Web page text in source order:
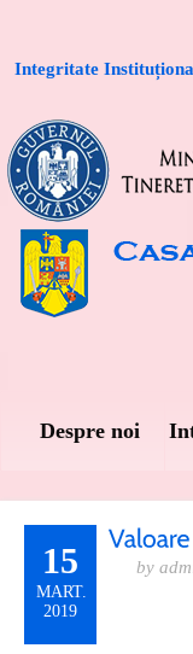
Integritate
Despre noi
15
MART.
2019
by